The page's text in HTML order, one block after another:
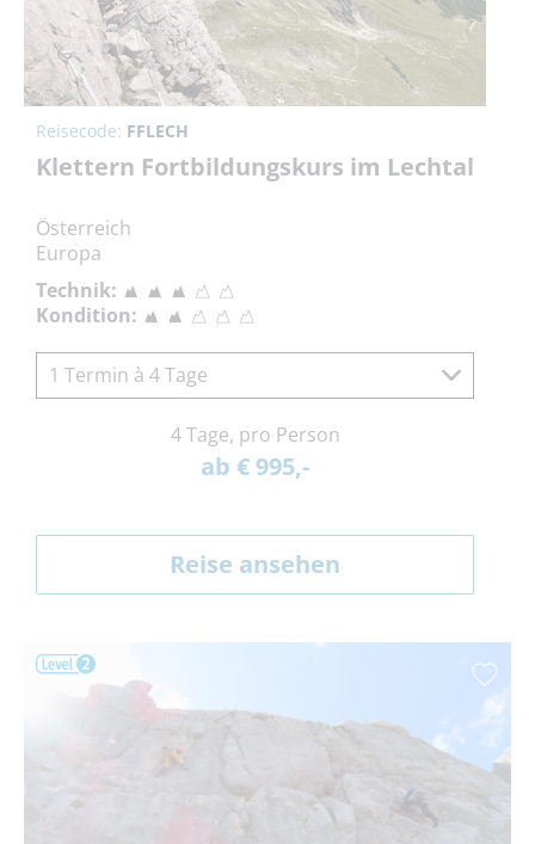
Reisecode: FFLECH
Klettern Fortbildungskurs im Lechtal
Österreich
Europa
Technik:
Kondition:
1 Termin à 4 Tage
4 Tage, pro Person
ab € 995,-
Reise ansehen